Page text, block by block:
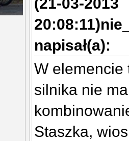
(21-03-2013
20:08:11)
napisał(a):
W elemencie
silnika nie
Staszka,